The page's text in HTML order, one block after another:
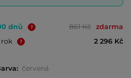
dnů 861 Kč zdarma
rok
2 296 Kč
červená